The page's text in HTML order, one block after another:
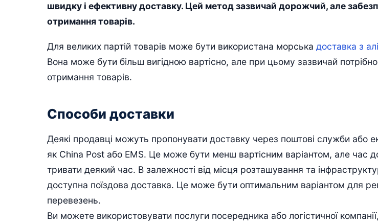
швидку і ефективну доставку. Цей метод зазвичай дорожчий, але
отримання товарів.
Для великих партій товарів може бути використана морська доставка з
Вона може бути більш вигідною вартісно, але при цьому зазвичай
отримання товарів.
Способи доставки
Деякі продавці можуть пропонувати доставку через поштові служби або
як China Post або EMS. Це може бути менш вартісним варіантом, але час
тривати деякий час. В залежності від місця розташування та
доступна поїздова доставка. Це може бути оптимальним варіантом для
перевезень.
Ви можете використовувати послуги посередника або логістичної